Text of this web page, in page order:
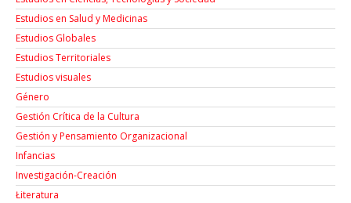
Estudios en Salud y Medicinas
Estudios Globales
Estudios Territoriales
Estudios visuales
Género
Gestión Crítica de la Cultura
Gestión y Pensamiento Organizacional
Infancias
Investigación-Creación
Łiteratura